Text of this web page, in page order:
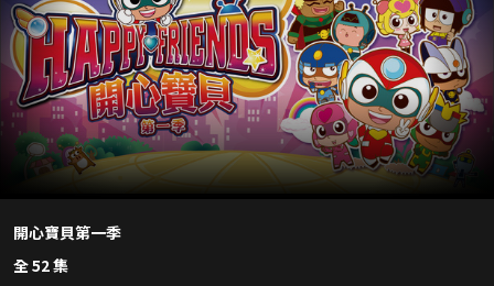
開心寶貝第一季
全 52 集